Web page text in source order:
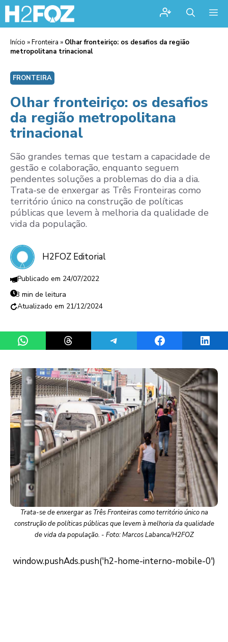
Início »Fronteira » Olhar fronteiriço: os desafios da região
metropolitana trinacional
FRONTEIRA
Olhar fronteiriço: os desafios
da região metropolitana
trinacional
São grandes temas que testam a capacidade de
gestão e colaboração, enquanto seguem
pendentes soluções a problemas do dia a dia.
Trata-se de enxergar as Três Fronteiras como
território único na construção de políticas
públicas que levem à melhoria da qualidade de
vida da população.
H2FOZ Editorial
24/07/2022
3 min de leitura
21/12/2024
Share on WhatsAppShare on ThreadsShare on TelegramShare on Facebook
Trata-se de enxergar as Três Fronteiras como território único na
construção de políticas públicas que levem à melhoria da qualidade
de vida da população. - Foto: Marcos Labanca/H2FOZ